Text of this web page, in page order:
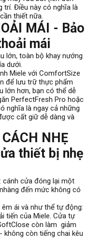
trí. Điều này có nghĩa là
thiết nữa.
MÁI - Bảo
mái
lớn, toàn bộ khay nướng
dưới.
Miele với ComfortSize
để lưu trữ thực phẩm
lớn hơn, bạn có thể dễ
PerfectFresh Pro hoặc
nghĩa là ngay cả những
cất giữ dễ dàng và
NHẸ
thiết bị nhẹ
cánh cửa đóng lại một
đến mức không có
ái và như thể tự động:
tiến của Miele. Cửa tự
còn làm giảm
còn tiếng chai kêu